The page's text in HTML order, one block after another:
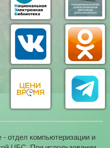
- отдел компьютеризации и